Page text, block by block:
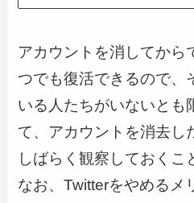
アカウントを消してから
つでも復活できるので、
いる人たちがいないとも
て、アカウントを消去し
しばらく観察しておくこ
なお、Twitterをやめるメ